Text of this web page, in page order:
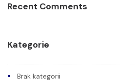
Recent Comments
Kategorie
Brak kategorii